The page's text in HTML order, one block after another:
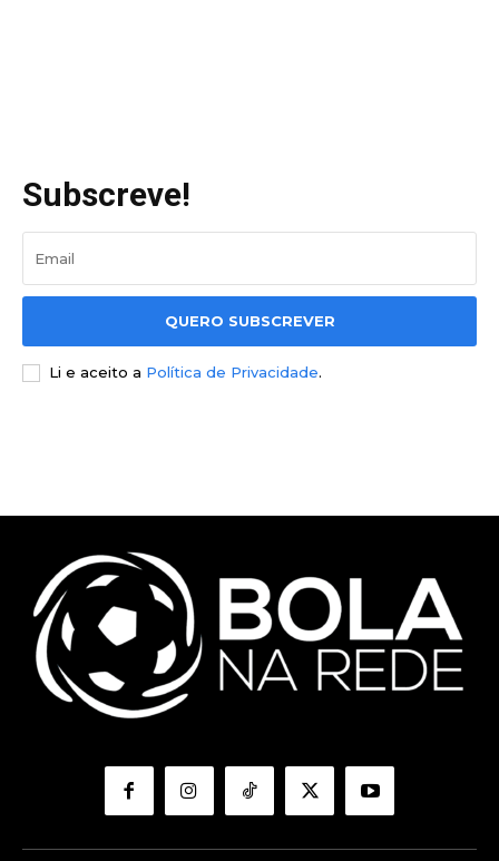
Subscreve!
QUERO SUBSCREVER
Li e aceito a Política de Privacidade.